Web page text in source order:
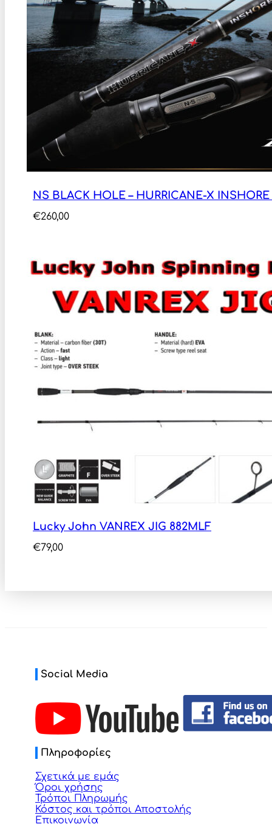
NS BLACK HOLE – HURRICANE-X
€260,00
Lucky John VANREX JIG 882MLF
€79,00
Social Media
Πληροφορίες
Σχετικά με εμάς
Όροι χρήσης
Τρόποι Πληρωμής
Κόστος και τρόποι Αποστολής
Επικοινωνία